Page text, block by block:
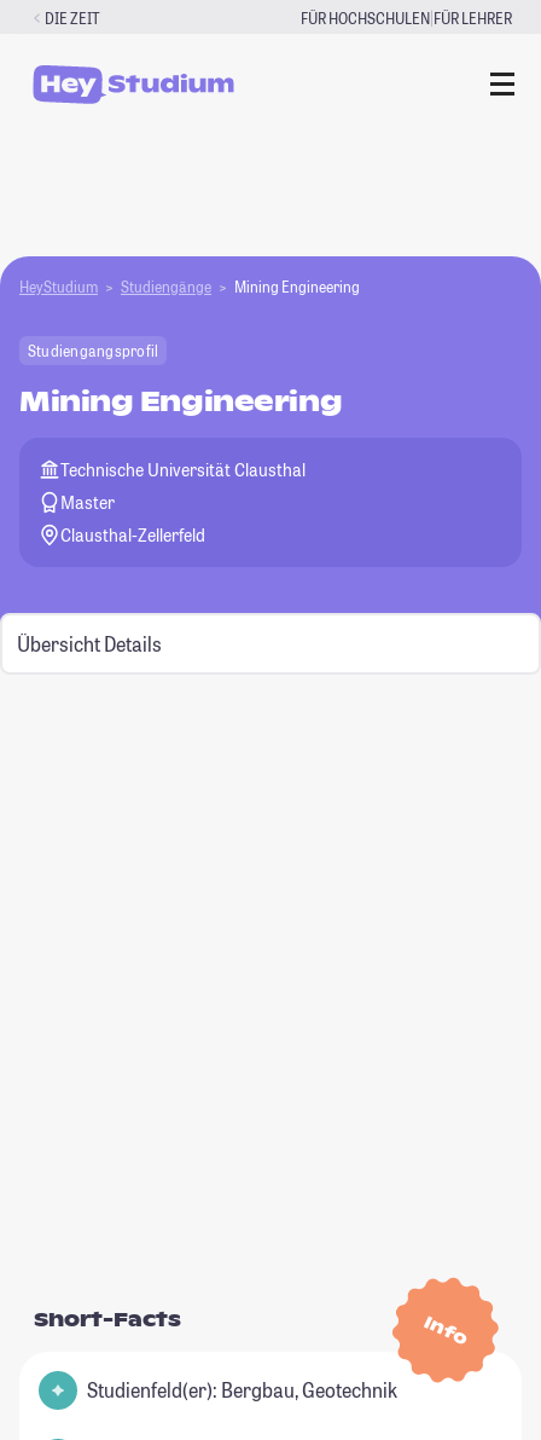
Zum
springen
DIE ZEIT FÜR HOCHSCHULEN|FÜR LEHRER
HeyStudium Studiengänge Mining Engineering
Studiengangsprofil
Mining Engineering
Technische Universität Clausthal
Master
Clausthal-Zellerfeld
Übersicht Details
Info
Short-Facts
Studienfeld(er): Bergbau, Geotechnik